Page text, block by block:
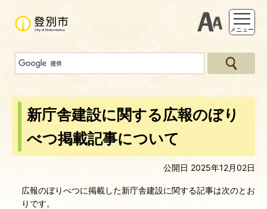
支援ツー
メニュー
新庁舎建設に関する広報のぼり
べつ掲載記事について
公開日 2025年12月02日
広報のぼりべつに掲載した新庁舎建設に関する記事は次のとお
りです。